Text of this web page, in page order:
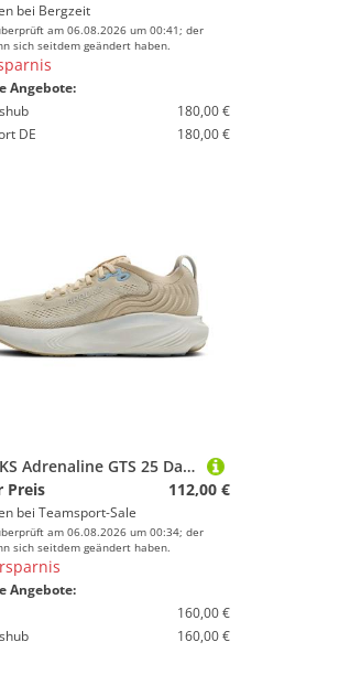
bei Bergzeit
am 06.08.2026 um 00:41; der
sich seitdem geändert haben.
Angebote:
180,00 €
DE
180,00 €
BROOKS Adrenaline GTS 25 Damen Laufschuhe sand/coconut/skyway 41
Preis
112,00 €
bei Teamsport-Sale
am 06.08.2026 um 00:34; der
sich seitdem geändert haben.
Angebote:
160,00 €
160,00 €